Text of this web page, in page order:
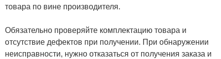
товара по вине производителя.
Обязательно проверяйте комплектацию товара и
отсутствие дефектов при получении. При обнаружении
неисправности, нужно отказаться от получения заказа и